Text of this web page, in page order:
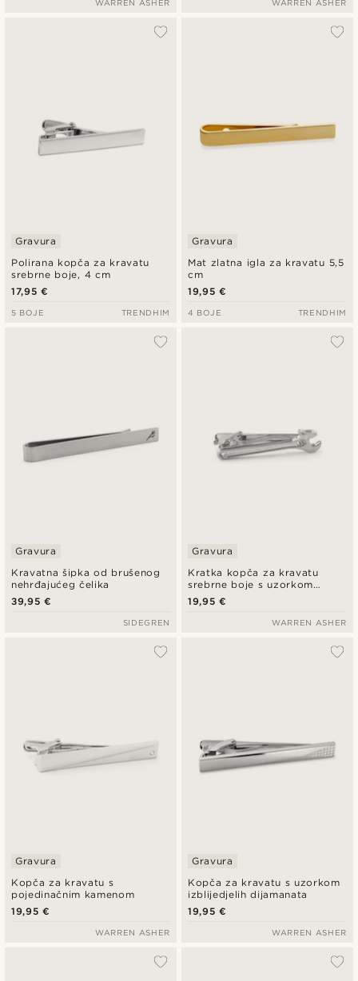
WARREN ASHER WARREN ASHER
Polirana kopča za kravatu
srebrne boje, 4 cm
Gravura
17,95 €
5 BOJE TRENDHIM
Mat zlatna igla za kravatu 5,5
cm
Gravura
19,95 €
4 BOJE TRENDHIM
Kravatna šipka od brušenog
nehrđajućeg čelika
Gravura
39,95 €
SIDEGREN
Kratka kopča za kravatu
srebrne boje s uzorkom
ključa
Gravura
19,95 €
WARREN ASHER
Kopča za kravatu s
pojedinačnim kamenom
Gravura
19,95 €
WARREN ASHER
Kopča za kravatu s uzorkom
izblijedjelih dijamanata
Gravura
19,95 €
WARREN ASHER